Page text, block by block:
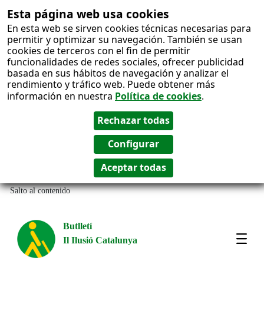
Esta página web usa cookies
En esta web se sirven cookies técnicas necesarias para
permitir y optimizar su navegación. También se usan
cookies de terceros con el fin de permitir
funcionalidades de redes sociales, ofrecer publicidad
basada en sus hábitos de navegación y analizar el
rendimiento y tráfico web. Puede obtener más
información en nuestra Política de cookies.
Salto al contenido
Butlletí
Il Ilusió Catalunya